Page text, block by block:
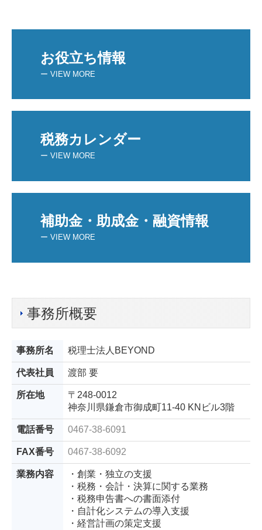
お役立ち情報
ー VIEW MORE
税務カレンダー
ー VIEW MORE
補助金・助成金・融資情報
ー VIEW MORE
事務所概要
事務所名 税理士法人BEYOND
代表社員 渡部 要
所在地
〒248-0012
神奈川県鎌倉市御成町11-40 KNビル3階
電話番号 0467-38-6091
FAX番号 0467-38-6092
業務内容
・創業・独立の支援
・税務・会計・決算に関する業務
・税務申告書への書面添付
・自計化システムの導入支援
・経営計画の策定支援